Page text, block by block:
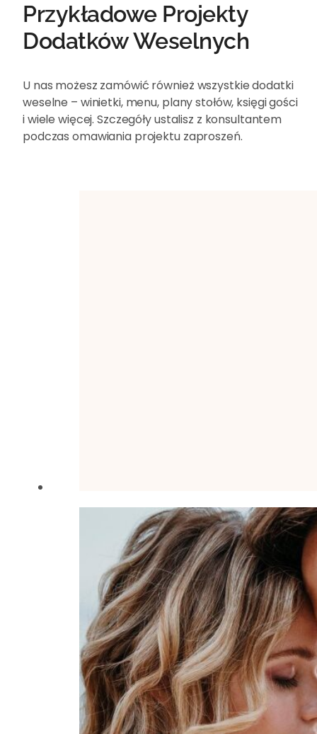
Przykładowe Projekty
Dodatków Weselnych
U nas możesz zamówić również wszystkie dodatki
weselne – winietki, menu, plany stołów, księgi gości
i wiele więcej. Szczegóły ustalisz z konsultantem
podczas omawiania projektu zaproszeń.